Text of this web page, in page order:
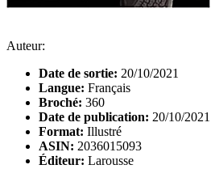
Auteur:
Date de sortie: 20/10/2021
Langue: Français
Broché: 360
Date de publication: 20/10/2021
Format: Illustré
ASIN: 2036015093
Éditeur: Larousse